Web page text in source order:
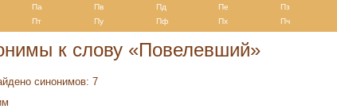
Па Пв Пд Пе Пз
Пт Пу Пф Пх Пч
к слову «Повелевший»
синонимов: 7